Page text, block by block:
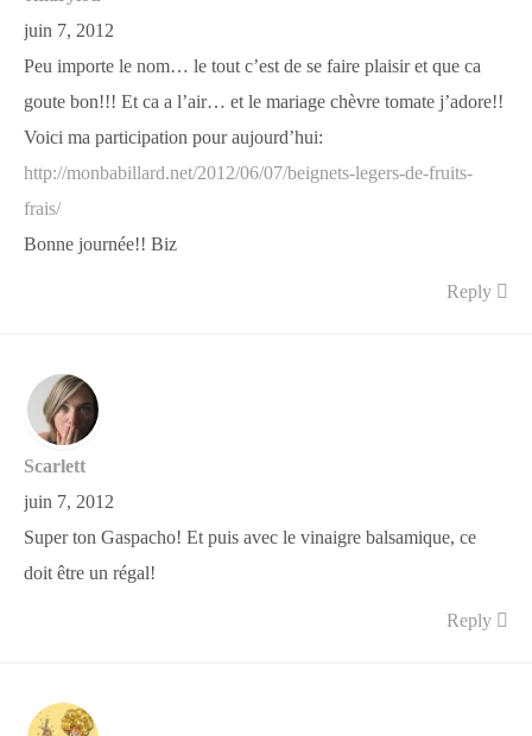
juin 7, 2012
Peu importe le nom… le tout c’est de se faire plaisir et que ca
goute bon!!! Et ca a l’air… et le mariage chèvre tomate j’adore!!
Voici ma participation pour aujourd’hui:
http://monbabillard.net/2012/06/07/beignets-legers-de-fruits-
frais/
Bonne journée!! Biz
Reply
Scarlett
juin 7, 2012
Super ton Gaspacho! Et puis avec le vinaigre balsamique, ce
doit être un régal!
Reply